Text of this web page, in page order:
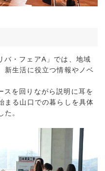
バ・フェアA」では、地域
新生活に役立つ情報やノベ
スを回りながら説明に耳を
まる山口での暮らしを具体
た。